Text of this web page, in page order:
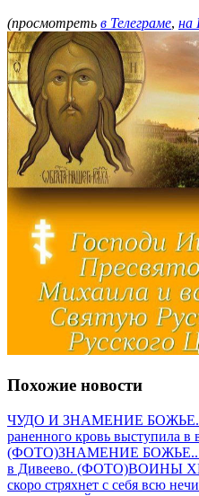
(просмотреть в Телеграме, на
Похожие новости
ЧУДО И ЗНАМЕНИЕ
раненного кровь выступила в
(ФОТО)ЗНАМЕНИЕ БОЖЬЕ...
в Дивеево. (ФОТО)ВОИНЫ
скоро стряхнет с себя всю